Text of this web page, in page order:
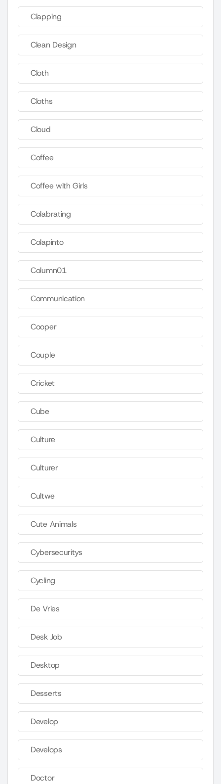
Clapping
Clean Design
Cloth
Cloths
Cloud
Coffee
Coffee with Girls
Colabrating
Colapinto
Column01
Communication
Cooper
Couple
Cricket
Cube
Culture
Culturer
Cultwe
Cute Animals
Cybersecuritys
Cycling
De Vries
Desk Job
Desktop
Desserts
Develop
Develops
Doctor